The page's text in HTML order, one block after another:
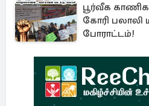
பூர்வீக
கோரி
போராட்டம்!